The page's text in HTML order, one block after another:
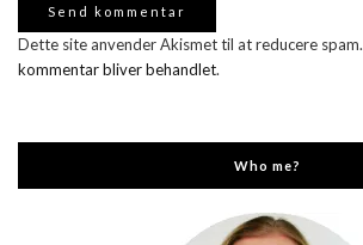
Dette site anvender Akismet til at reducere spam.
kommentar bliver behandlet.
Who me?